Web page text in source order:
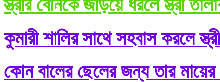
স্ত্রীর বোনকে জড়িয়ে ধরলে স্ত্রী
কুমারী শালির সাথে সহবাস করলে
কোন বালের ছেলের জন্য তার মায়ের